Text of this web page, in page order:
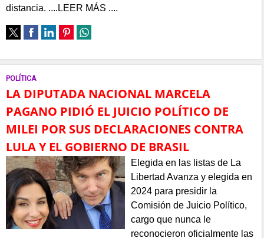
distancia. ....LEER MÁS ....
POLÍTICA
LA DIPUTADA NACIONAL MARCELA
PAGANO PIDIÓ EL JUICIO POLÍTICO DE
MILEI POR SUS DECLARACIONES CONTRA
LULA Y EL GOBIERNO DE BRASIL
Elegida en las listas de La
Libertad Avanza y elegida en
2024 para presidir la
Comisión de Juicio Político,
cargo que nunca le
reconocieron oficialmente las